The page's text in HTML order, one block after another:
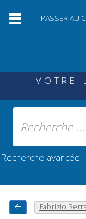
PASSER AU
VOTRE
Recherche avancée |
Fabrizio Serra